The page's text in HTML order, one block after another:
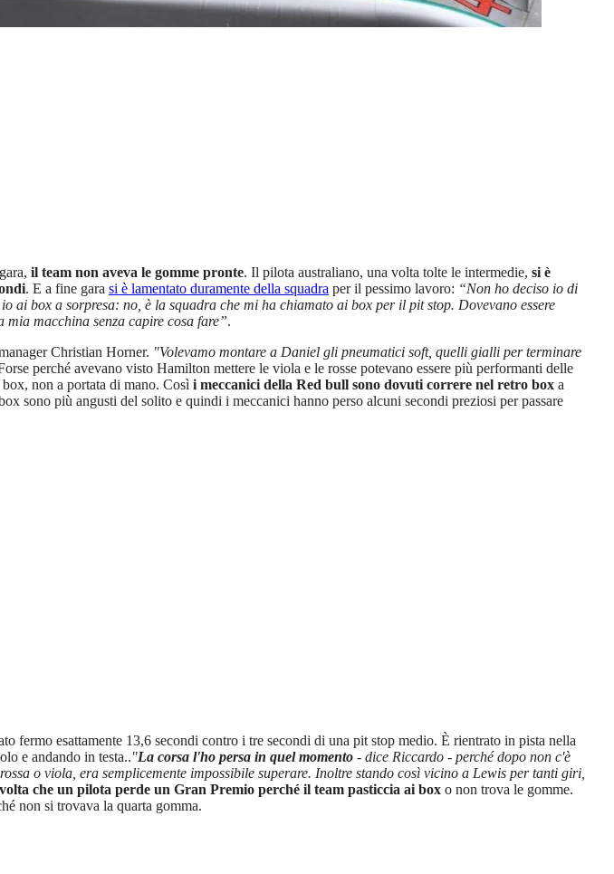
il team non aveva le gomme pronte. Il pilota australiano, una volta tolte le intermedie, si è
. E a fine gara si è lamentato duramente della squadra per il pessimo lavoro: “Non ho deciso io di
ai box a sorpresa: no, è la squadra che mi ha chiamato ai box per il pit stop. Dovevano essere
macchina senza capire cosa fare”.
Christian Horner. "Volevamo montare a Daniel gli pneumatici soft, quelli gialli per terminare
perché avevano visto Hamilton mettere le viola e le rosse potevano essere più performanti delle
non a portata di mano. Così i meccanici della Red bull sono dovuti correre nel retro box a
sono più angusti del solito e quindi i meccanici hanno perso alcuni secondi preziosi per passare
fermo esattamente 13,6 secondi contro i tre secondi di una pit stop medio. È rientrato in pista nella
e andando in testa.."La corsa l'ho persa in quel momento - dice Riccardo - perché dopo non c'è
o viola, era semplicemente impossibile superare. Inoltre stando così vicino a Lewis per tanti giri,
che un pilota perde un Gran Premio perché il team pasticcia ai box o non trova le gomme.
non si trovava la quarta gomma.